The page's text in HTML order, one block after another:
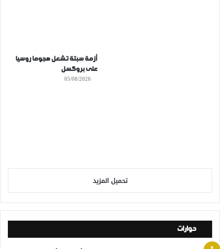
أزمة سبتة تشعل هجوما روسيا
على بروكسل
05/08/2026
تحميل المزيد
حوارات